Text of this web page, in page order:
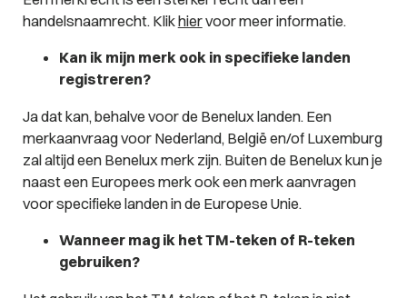
handelsnaamrecht. Klikhiervoor meer informatie.
Kan ik mijn merk ook in specifieke landen
registreren?
Ja dat kan, behalve voor de Benelux landen. Een
merkaanvraag voor Nederland, België en/of Luxemburg
zal altijd een Benelux merk zijn. Buiten de Benelux kun je
naast een Europees merk ook een merk aanvragen
voor specifieke landen in de Europese Unie.
Wanneer mag ik het TM-teken of R-teken
gebruiken?